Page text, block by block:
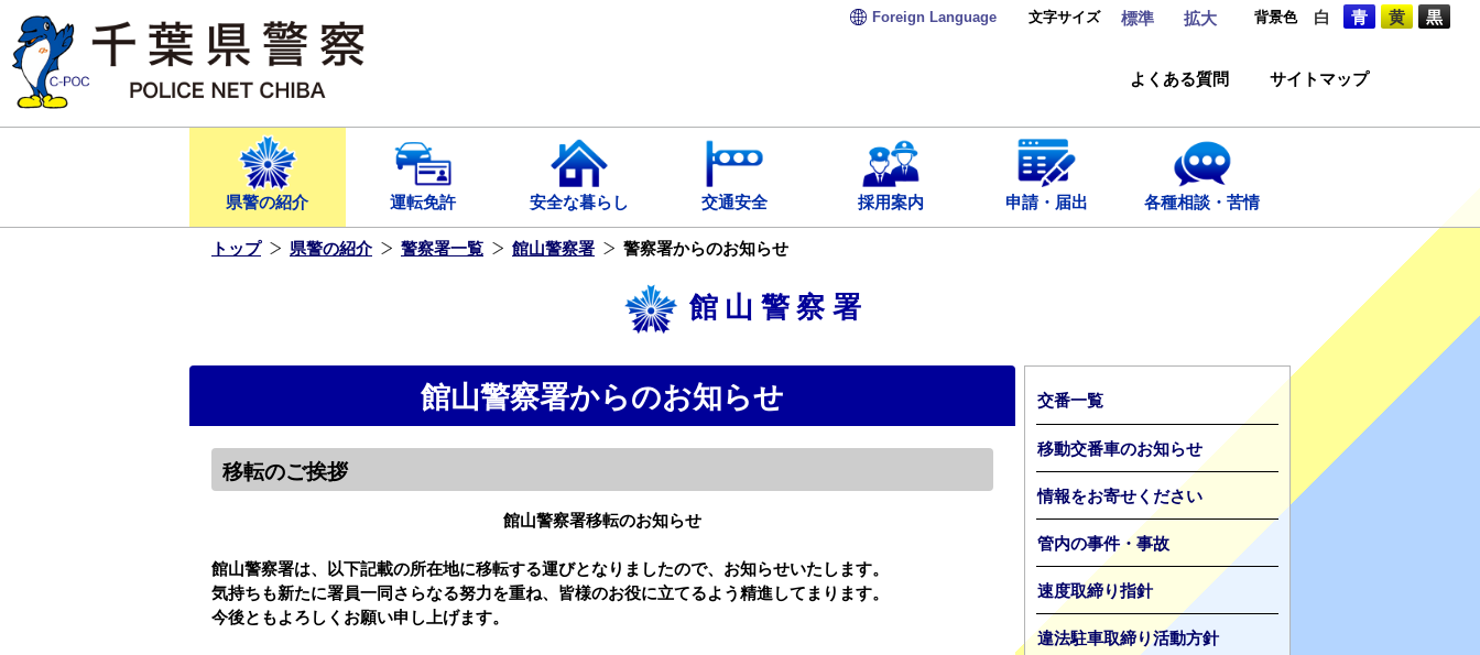
ス
キ
ま
Foreign Language 文字サイズ 標準 拡大 背景色 白 青 黄 黒
よくある質問 サイトマップ
県警の紹介 運転免許 安全な暮らし 交通安全 採用案内 申請・届出 各種相談・苦情
トップ 県警の紹介 警察署一覧 館山警察署 警察署からのお知らせ
館山警察署
館山警察署からのお知らせ
移転のご挨拶
館山警察署移転のお知らせ
館山警察署は、以下記載の所在地に移転する運びとなりましたので、お知らせいたします。
気持ちも新たに署員一同さらなる努力を重ね、皆様のお役に立てるよう精進してまります。
今後ともよろしくお願い申し上げます。
交番一覧
移動交番車のお知らせ
情報をお寄せください
管内の事件・事故
速度取締り指針
違法駐車取締り活動方針